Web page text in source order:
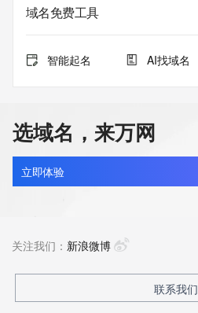
域名免费工具
智能起名 AI找域名
选域名，来万网
立即体验
关注我们： 新浪微博
联系我们